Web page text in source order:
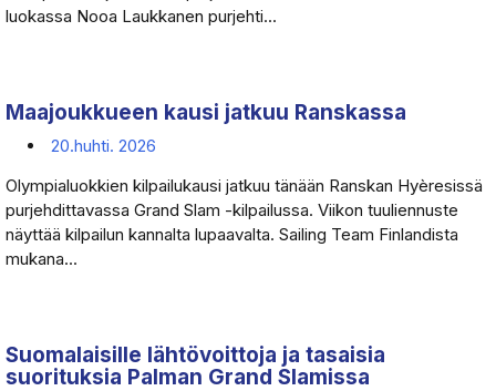
luokassa Nooa Laukkanen purjehti...
Maajoukkueen kausi jatkuu Ranskassa
20.huhti. 2026
Olympialuokkien kilpailukausi jatkuu tänään Ranskan Hyèresissä
purjehdittavassa Grand Slam -kilpailussa. Viikon tuuliennuste
näyttää kilpailun kannalta lupaavalta. Sailing Team Finlandista
mukana...
Suomalaisille lähtövoittoja ja tasaisia
suorituksia Palman Grand Slamissa